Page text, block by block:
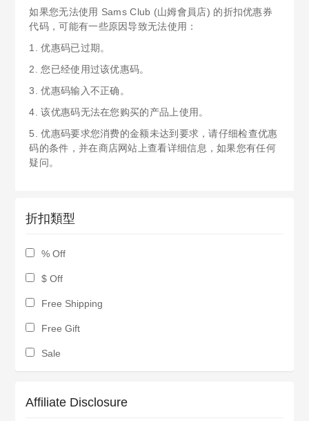
如果您无法使用 Sams Club (山姆會員店) 的折扣优惠券
代码，可能有一些原因导致无法使用：
1. 优惠码已过期。
2. 您已经使用过该优惠码。
3. 优惠码输入不正确。
4. 该优惠码无法在您购买的产品上使用。
5. 优惠码要求您消费的金额未达到要求，请仔细检查优惠
码的条件，并在商店网站上查看详细信息，如果您有任何
疑问。
折扣類型
% Off
$ Off
Free Shipping
Free Gift
Sale
Affiliate Disclosure